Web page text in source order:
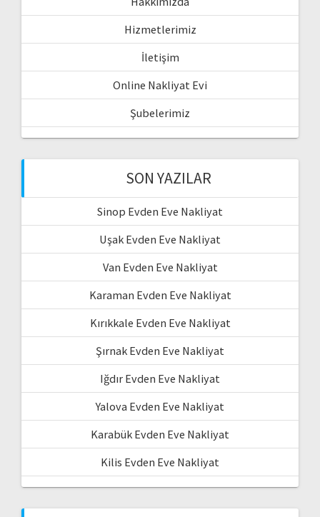
Hizmetlerimiz
İletişim
Online Nakliyat Evi
Şubelerimiz
SON YAZILAR
Sinop Evden Eve Nakliyat
Uşak Evden Eve Nakliyat
Van Evden Eve Nakliyat
Karaman Evden Eve Nakliyat
Kırıkkale Evden Eve Nakliyat
Şırnak Evden Eve Nakliyat
Iğdır Evden Eve Nakliyat
Yalova Evden Eve Nakliyat
Karabük Evden Eve Nakliyat
Kilis Evden Eve Nakliyat